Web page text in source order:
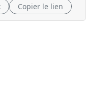
Copier le lien